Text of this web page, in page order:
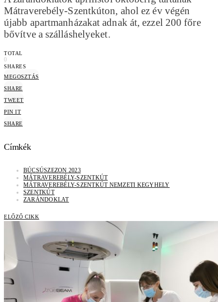
Mátraverebély-Szentkúton, ahol ez év végén
újabb apartmanházakat adnak át, ezzel 200 főre
bővítve a szálláshelyeket.
TOTAL
0
SHARES
MEGOSZTÁS
SHARE
TWEET
PIN IT
SHARE
Címkék
BÚCSÚSZEZON 2023
MÁTRAVEREBÉLY-SZENTKÚT
MÁTRAVEREBÉLY-SZENTKÚT NEMZETI KEGYHELY
SZENTKÚT
ZARÁNDOKLAT
ELŐZŐ CIKK